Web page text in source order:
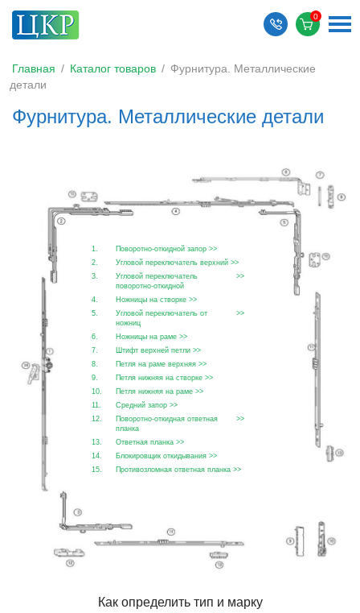
Главная / Каталог товаров / Фурнитура. Металлические
детали
Фурнитура. Металлические детали
1. Поворотно-откидной запор >>
2.
Угловой переключатель верхний>>
3.
Угловой переключатель
поворотно-откидной
>>
4. Ножницы на створке>>
5.
Угловой переключатель от
ножниц
>>
6. Ножницы на раме>>
7.
Штифт верхней петли>>
8.
Петля на раме верхняя>>
9.
Петля нижняя на створке>>
10.
Петля нижняя на раме>>
11.
Средний запор>>
12.
Поворотно-откидная ответная
планка
>>
13. Ответная планка>>
14.
Блокировщик откидывания>>
15.
Противозломная ответная планка>>
Как определить тип и марку